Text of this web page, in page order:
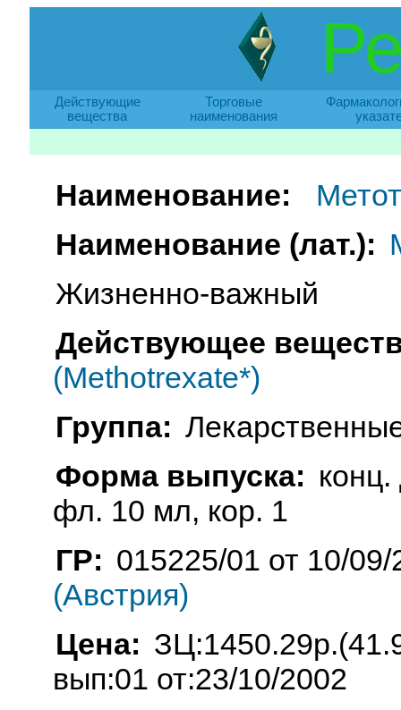
Действующие
вещества
Торговые
наименования
Наименование:
Наименование (лат.):
Жизненно-важный
Действующее
(Methotrexate*)
Группа:
Форма выпуска:
фл. 10 мл, кор. 1
ГР: 015225/01 от 10/
(Австрия)
Цена:
вып:01 от:23/10/2002